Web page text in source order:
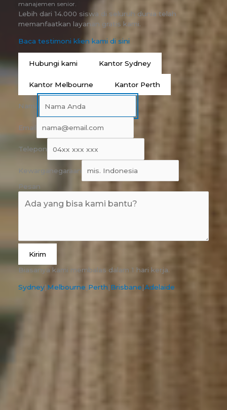
manajemen senior.
Lebih dari 14.000 siswa di seluruh dunia telah
memanfaatkan layanan gratis kami.
Baca testimoni klien kami di sini
Hubungi kami Kantor Sydney
Kantor Melbourne Kantor Perth
Nama
Email
Telepon
Kewarganegaraan
Pesan
Kirim
Biasanya kami membalas dalam 1 hari kerja.
Sydney|Melbourne|Perth|Brisbane|Adelaide